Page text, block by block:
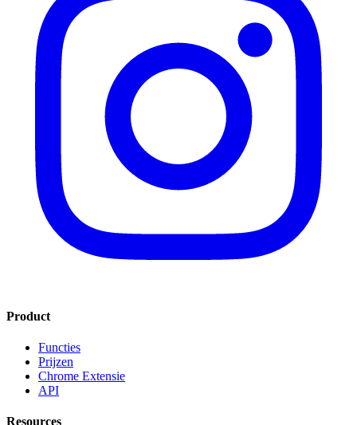
Product
Functies
Prijzen
Chrome Extensie
API
Resources